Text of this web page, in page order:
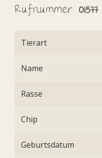
Rufnummer
Tierart
Name
Rasse
Chip
Geburtsdatum